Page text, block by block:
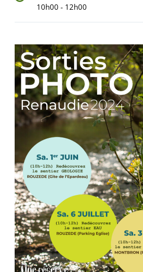
10h00 - 12h00